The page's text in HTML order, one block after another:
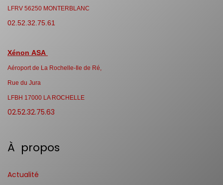
LFRV 56250 MONTERBLANC
02.52.32.75.61
Xénon ASA
Aéroport de La Rochelle-Ile de Ré,
Rue du Jura
LFBH 17000 LA ROCHELLE
02.52.32.75.63
À propos
Actualité